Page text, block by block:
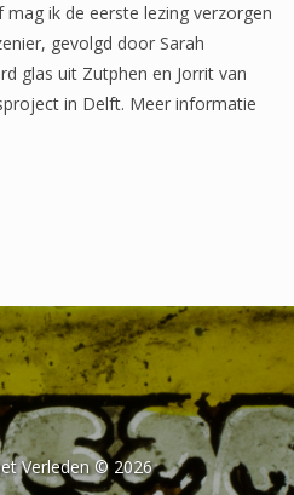
ik de eerste lezing verzorgen
gevolgd door Sarah
glas uit Zutphen en Jorrit van
in Delft. Meer informatie
Verleden © 2026